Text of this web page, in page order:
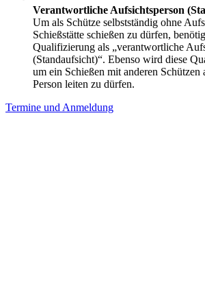
Verantwortliche Aufsichtsperson
Um als Schütze selbstständig ohne
Schießstätte schießen zu dürfen,
Qualifizierung als „verantwortliche
(Standaufsicht)“. Ebenso wird diese
um ein Schießen mit anderen
Person leiten zu dürfen.
Termine und Anmeldung